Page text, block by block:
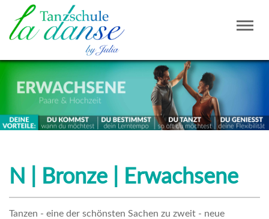
N | Bronze | Erwachsene
Tanzen - eine der schönsten Sachen zu zweit - neue